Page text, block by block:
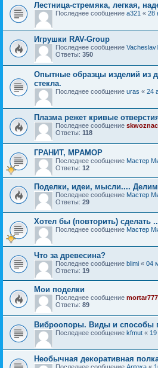
Лестница-стремяка, легкая,
Последнее сообщение a321 « 28
Игрушки RAV-Group
Последнее сообщение VacheslavI
Ответы: 350
Опытные образцы изделий из
стекла.
Последнее сообщение uras « 24
Плазма режет кривые
Последнее сообщение skwoznac
Ответы: 118
ГРАНИТ, МРАМОР
Последнее сообщение Мастер
Ответы: 12
Поделки, идеи, мысли....
Последнее сообщение Мастер
Ответы: 29
Хотел бы (повторить) сделать
Последнее сообщение Мастер
Что за древесина?
Последнее сообщение blimi « 04
Ответы: 19
Мои поделки
Последнее сообщение
Ответы: 89
Виброопоры. Виды и способы
Последнее сообщение kfmut «
Необычная декоративная